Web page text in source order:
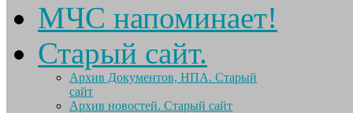
МЧС напоминает!
Старый сайт.
Архив Документов, НПА. Старый
сайт
Архив новостей. Старый сайт